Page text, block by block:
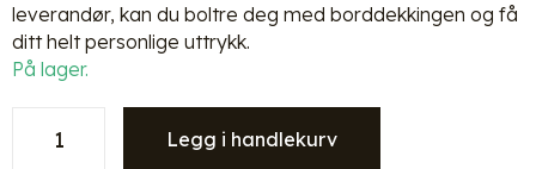
leverandør, kan du boltre deg med borddekkingen og få
ditt helt personlige uttrykk.
På lager.
Legg i handlekurv